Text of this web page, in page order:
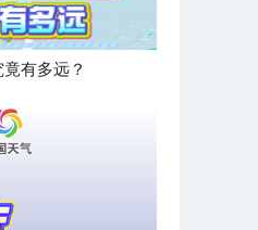
有多远？